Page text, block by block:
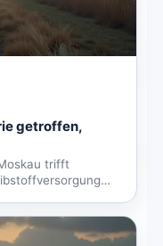
getroffen,
trifft